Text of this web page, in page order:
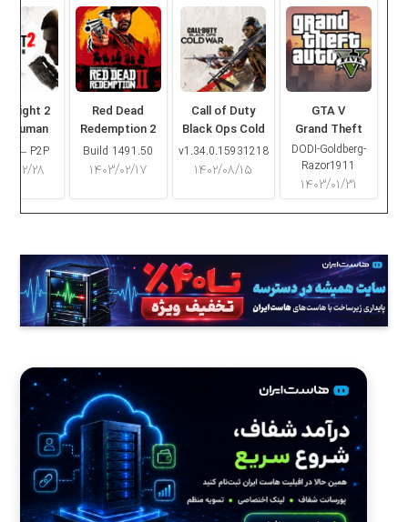
GTA V
Grand Theft
Auto V
DODI-Goldberg-
Razor1911
۱۴۰۳/۰۱/۳۱
Call of Duty
Black Ops Cold
War
v1.34.0.15931218
۱۴۰۲/۰۸/۱۵
Red Dead
Redemption 2
Build 1491.50
۱۴۰۳/۰۲/۱۷
Light 2
Human
– P2P
۱۴۰۳/